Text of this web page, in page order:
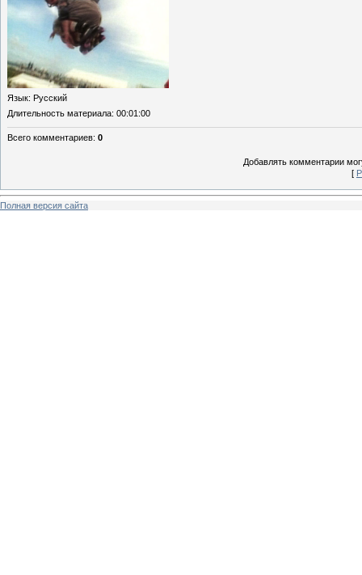
Язык: Русский
Длительность материала: 00:01:00
Всего комментариев: 0
Добавлять комментарии
[
Полная версия сайта